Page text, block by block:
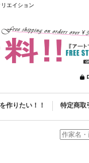
エイション
作りたい！！ 特定商取